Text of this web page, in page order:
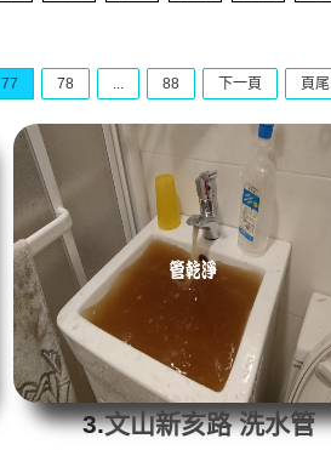
77 78 ... 88 下一頁 頁尾
3.文山新亥路 洗水管